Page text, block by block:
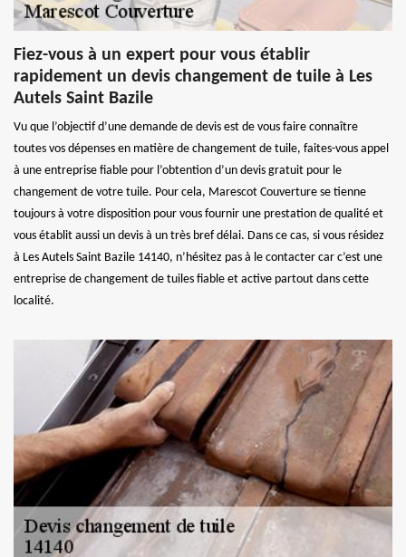
Fiez-vous à un expert pour vous établir
rapidement un devis changement de tuile à Les
Autels Saint Bazile
Vu que l’objectif d’une demande de devis est de vous faire connaître
toutes vos dépenses en matière de changement de tuile, faites-vous appel
à une entreprise fiable pour l’obtention d’un devis gratuit pour le
changement de votre tuile. Pour cela, Marescot Couverture se tienne
toujours à votre disposition pour vous fournir une prestation de qualité et
vous établit aussi un devis à un très bref délai. Dans ce cas, si vous résidez
à Les Autels Saint Bazile 14140, n’hésitez pas à le contacter car c’est une
entreprise de changement de tuiles fiable et active partout dans cette
localité.